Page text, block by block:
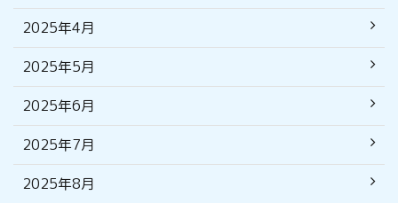
2025年4月
2025年5月
2025年6月
2025年7月
2025年8月